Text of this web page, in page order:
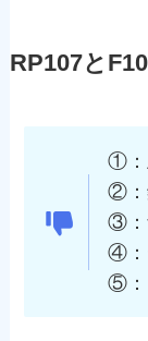
RP107と
①：
②：
③：
④：
⑤：